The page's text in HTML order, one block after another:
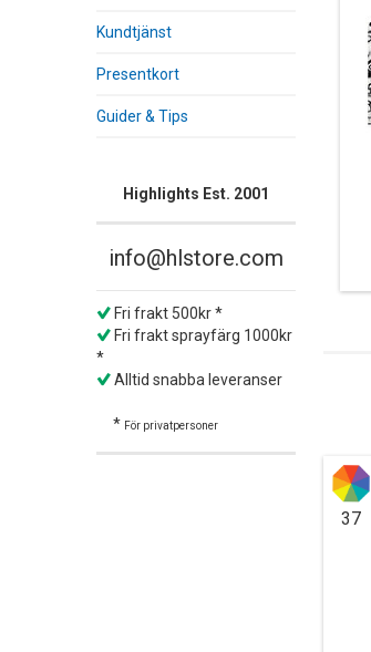
Kundtjänst
Presentkort
Guider & Tips
Highlights Est. 2001
info@hlstore.com
Fri frakt 500kr *
Fri frakt sprayfärg 1000kr
*
Alltid snabba leveranser
* För privatpersoner
37